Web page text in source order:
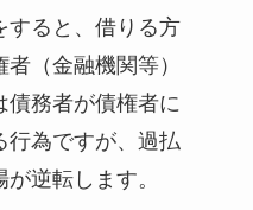
すると、借りる方
（金融機関等）
債務者が債権者に
行為ですが、過払
逆転します。